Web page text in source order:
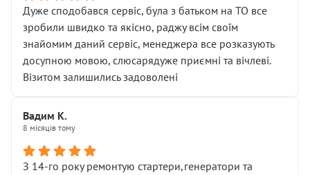
Дуже сподобався сервіс, була з батьком на ТО все
зробили швидко та якісно, раджу всім своїм
знайомим даний сервіс, менеджера все розказують
досупною мовою, слюсарядуже приємні та вічлеві.
Візитом залишились задоволені
Вадим К.
8 місяців тому
З 14-го року ремонтую стартери,генератори та